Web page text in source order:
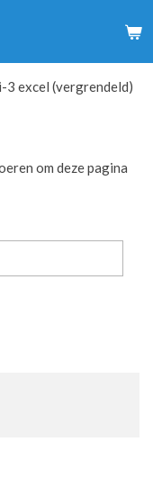
3 excel (vergrendeld)
om deze pagina